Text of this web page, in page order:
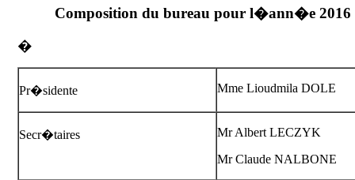
Composition du bureau pour l�ann�e 2016
�
Pr�sidente Mme Lioudmila DOLE
Secr�taires
Mr Albert LECZYK
Mr Claude NALBONE